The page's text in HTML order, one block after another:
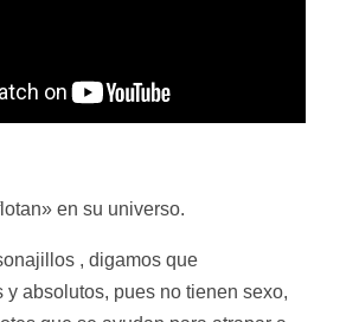
en su universo.
, digamos que
y absolutos, pues no tienen sexo,